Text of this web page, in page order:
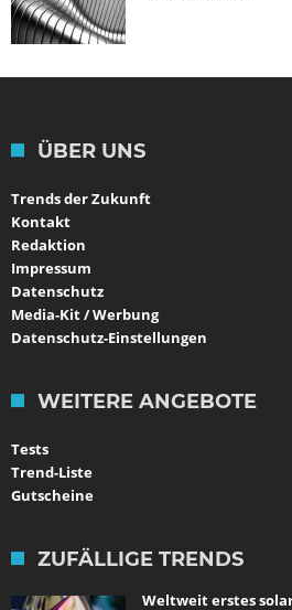
ÜBER UNS
Trends der Zukunft
Kontakt
Redaktion
Impressum
Datenschutz
Media-Kit / Werbung
Datenschutz-Einstellungen
WEITERE ANGEBOTE
Tests
Trend-Liste
Gutscheine
ZUFÄLLIGE TRENDS
Weltweit erstes